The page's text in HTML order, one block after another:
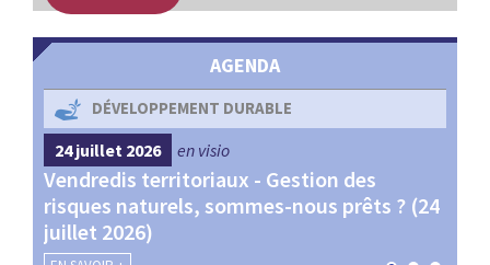
AGENDA
DÉVELOPPEMENT DURABLE
24 juillet 2026 en visio
Vendredis territoriaux - Gestion des
risques naturels, sommes-nous prêts ? (24
juillet 2026)